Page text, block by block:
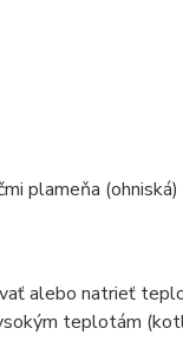
plameňa (ohniská)
alebo natrieť
teplotám